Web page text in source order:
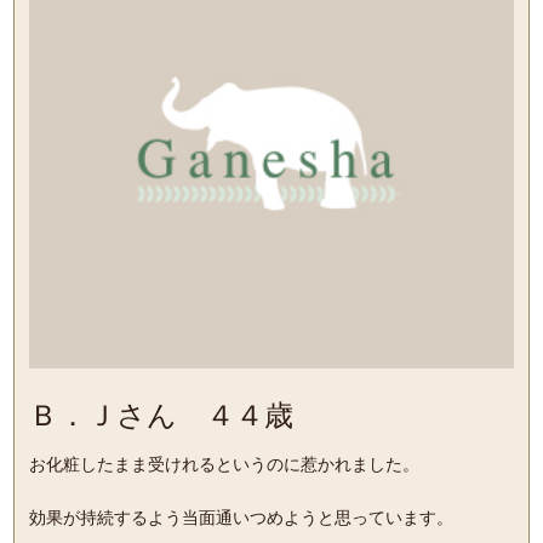
Ｂ．Ｊさん ４４歳
お化粧したまま受けれるというのに惹かれました。
効果が持続するよう当面通いつめようと思っています。